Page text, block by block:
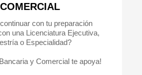
COMERCIAL
con tu preparación
una Licenciatura Ejecutiva,
o Especialidad?
y Comercial te apoya!